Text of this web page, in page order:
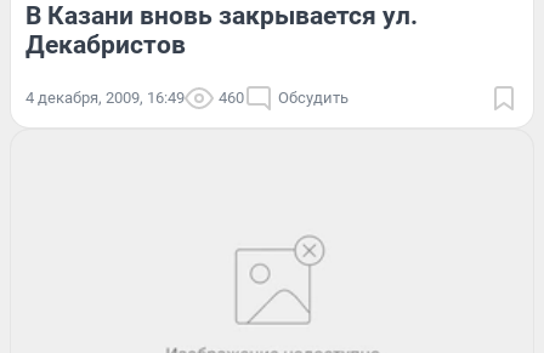
В Казани вновь закрывается ул.
Декабристов
4 декабря, 2009, 16:49 460 Обсудить